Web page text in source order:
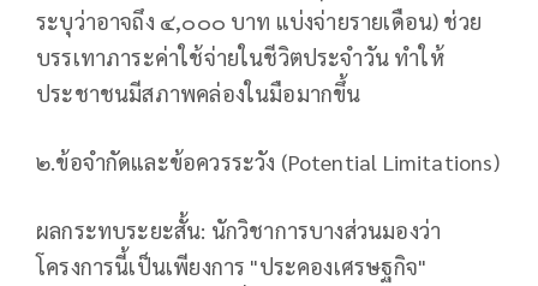
ระบุว่าอาจถึง ๔,๐๐๐ บาท แบ่งจ่ายรายเดือน) ช่วย
บรรเทาภาระค่าใช้จ่ายในชีวิตประจำวัน ทำให้
ประชาชนมีสภาพคล่องในมือมากขึ้น
๒.ข้อจำกัดและข้อควรระวัง (Potential Limitations)
ผลกระทบระยะสั้น: นักวิชาการบางส่วนมองว่า
โครงการนี้เป็นเพียงการ "ประคองเศรษฐกิจ"